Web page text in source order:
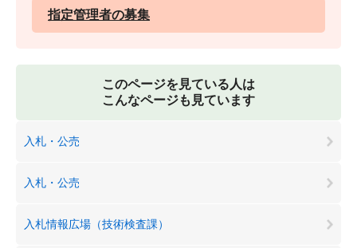
指定管理者の募集
このページを見ている人は
こんなページも見ています
入札・公売
入札・公売
入札情報広場（技術検査課）